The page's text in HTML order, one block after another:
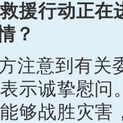
援行动正在
？
注意到有关
示诚挚慰
够战胜灾害